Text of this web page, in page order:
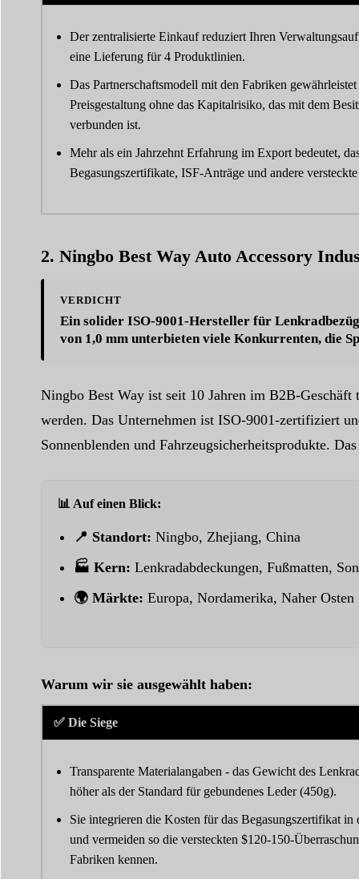
Der zentralisierte Einkauf reduziert Ihren
eine Lieferung für 4 Produktlinien.
Das Partnerschaftsmodell mit den Fabriken
Preisgestaltung ohne das Kapitalrisiko, das mit dem
verbunden ist.
Mehr als ein Jahrzehnt Erfahrung im Export bedeutet,
Begasungszertifikate, ISF-Anträge und andere
2. Ningbo Best Way Auto Accessory
VERDICHT
Ein solider ISO-9001-Hersteller für
von 1,0 mmunterbieten viele Konkurrenten, die
Ningbo Best Way ist seit 10 Jahren im B2B-
werden. Das Unternehmen ist ISO-9001-zertifiziert
Sonnenblenden und Fahrzeugsicherheitsprodukte.
📊 Auf einen Blick:
📍 Standort: Ningbo, Zhejiang, China
🏭 Kern: Lenkradabdeckungen, Fußmatten,
🌍 Märkte: Europa, Nordamerika, Naher Osten
Warum wir sie ausgewählt haben:
✅ Die Siege
Transparente Materialangaben - das Gewicht des
höher als der Standard für gebundenes Leder (450g).
Sie integrieren die Kosten für das Begasungszertifikat
und vermeiden so die versteckten $120-150-
Fabriken kennen.